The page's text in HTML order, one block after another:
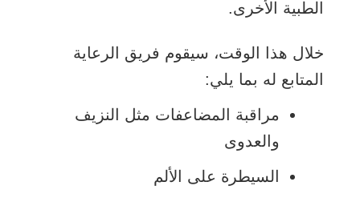
الطبية الأخرى.
خلال هذا الوقت، سيقوم فريق الرعاية
المتابع له بما يلي:
مراقبة المضاعفات مثل النزيف
والعدوى
السيطرة على الألم